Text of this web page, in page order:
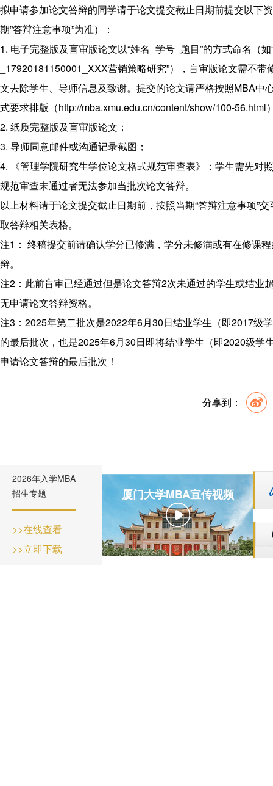
系
我
们
拟申请参加论文答辩的同学请于论文提交截止日期前提交以下
期”答辩注意事项”为准）：
1. 电子完整版及盲审版论文以“姓名_学号_题目”的方式命名（如
_17920181150001_XXX营销策略研究”），盲审版论文需不带
文去除学生、导师信息及致谢。提交的论文请严格按照MBA中
式要求排版（http://mba.xmu.edu.cn/content/show/100-56.html
2. 纸质完整版及盲审版论文；
3. 导师同意邮件或沟通记录截图；
4. 《管理学院研究生学位论文格式规范审查表》；学生需先对
规范审查未通过者无法参加当批次论文答辩。
以上材料请于论文提交截止日期前，按照当期“答辩注意事项”
取答辩相关表格。
注1： 终稿提交前请确认学分已修满，学分未修满或有在修课
辩。
注2：此前盲审已经通过但是论文答辩2次未通过的学生或结业
无申请论文答辩资格。
注3：2025年第二批次是2022年6月30日结业学生（即2017级
的最后批次，也是2025年6月30日即将结业学生（即2020级学
申请论文答辩的最后批次！
分享到：
2026年入学MBA
招生专题
>>在线查看
>>立即下载
厦门大学MBA宣传视频